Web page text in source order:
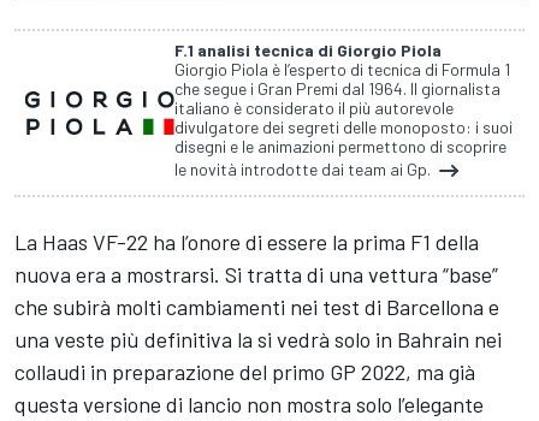
F.1 analisi tecnica di Giorgio Piola
Giorgio Piola è l’esperto di tecnica di Formula 1
che segue i Gran Premi dal 1964. Il giornalista
italiano è considerato il più autorevole
divulgatore dei segreti delle monoposto: i suoi
disegni e le animazioni permettono di scoprire
le novità introdotte dai team ai Gp.
La Haas VF-22 ha l’onore di essere la prima F1 della
nuova era a mostrarsi. Si tratta di una vettura “base”
che subirà molti cambiamenti nei test di Barcellona e
una veste più definitiva la si vedrà solo in Bahrain nei
collaudi in preparazione del primo GP 2022, ma già
questa versione di lancio non mostra solo l’elegante